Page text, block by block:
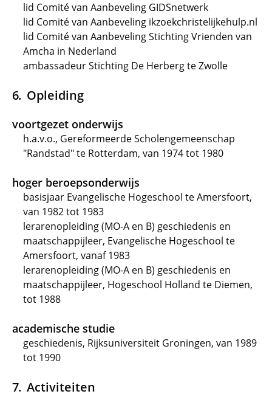
lid Comité van Aanbeveling GIDSnetwerk
lid Comité van Aanbeveling ikzoekchristelijkehulp.nl
lid Comité van Aanbeveling Stichting Vrienden van
Amcha in Nederland
ambassadeur Stichting De Herberg te Zwolle
Opleiding
voortgezet onderwijs
h.a.v.o., Gereformeerde Scholengemeenschap
"Randstad" te Rotterdam, van 1974 tot 1980
hoger beroepsonderwijs
basisjaar Evangelische Hogeschool te Amersfoort,
van 1982 tot 1983
lerarenopleiding (MO-A en B) geschiedenis en
maatschappijleer, Evangelische Hogeschool te
Amersfoort, vanaf 1983
lerarenopleiding (MO-A en B) geschiedenis en
maatschappijleer, Hogeschool Holland te Diemen,
tot 1988
academische studie
geschiedenis, Rijksuniversiteit Groningen, van 1989
tot 1990
Activiteiten